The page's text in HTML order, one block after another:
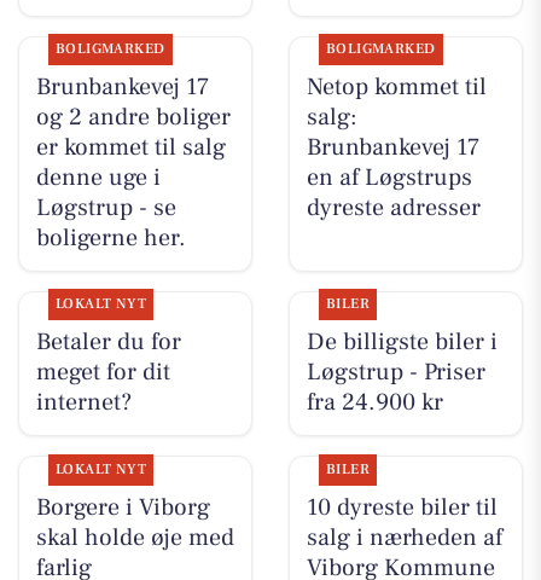
BOLIGMARKED
Brunbankevej 17
og 2 andre boliger
er kommet til salg
denne uge i
Løgstrup - se
boligerne her.
BOLIGMARKED
Netop kommet til
salg:
Brunbankevej 17
en af Løgstrups
dyreste adresser
LOKALT NYT
Betaler du for
meget for dit
internet?
BILER
De billigste biler i
Løgstrup - Priser
fra 24.900 kr
LOKALT NYT
Borgere i Viborg
skal holde øje med
farlig
BILER
10 dyreste biler til
salg i nærheden af
Viborg Kommune